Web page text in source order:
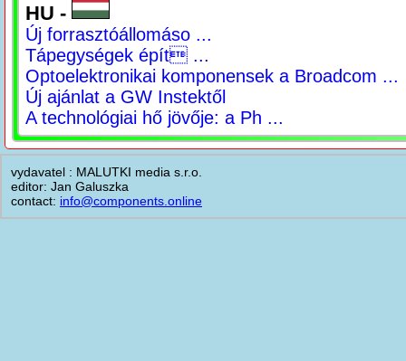
HU -
Új forrasztóállomáso ...
Tápegységek épít ...
Optoelektronikai komponensek a Broadcom ...
Új ajánlat a GW Instektől
A technológiai hő jövője: a Ph ...
vydavatel : MALUTKI media s.r.o.
editor: Jan Galuszka
contact: info@components.online